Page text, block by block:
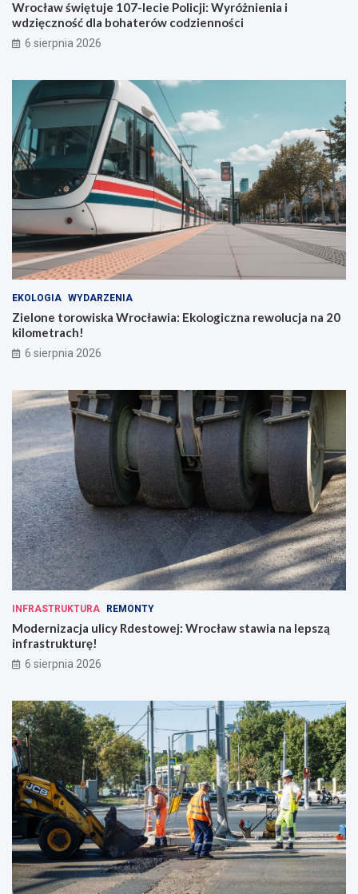
w
i
a
u
s
ó
w
i
w
d
z
n
o
ś
ć
d
l
a
b
o
h
t
e
r
ó
o
d
z
e
n
n
o
ś
c
i
Wrocław świętuje 107-lecie Policji: Wyróżnienia i
wdzięczność dla bohaterów codzienności
6 sierpnia 2026
EKOLOGIA WYDARZENIA
Zielone torowiska Wrocławia: Ekologiczna rewolucja na 20
kilometrach!
6 sierpnia 2026
INFRASTRUKTURA REMONTY
Modernizacja ulicy Rdestowej: Wrocław stawia na lepszą
infrastrukturę!
6 sierpnia 2026